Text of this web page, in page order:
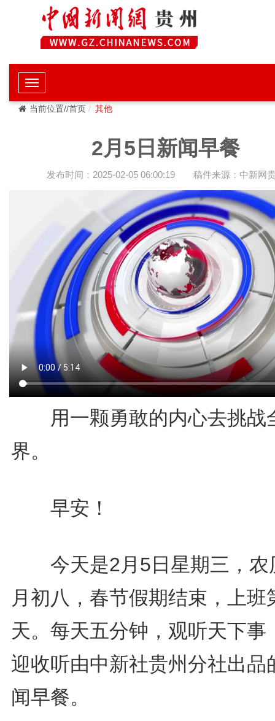
当前位置//首页 其他
2月5日新闻早餐
发布时间：2025-02-05 06:00:19 稿件来源：中新网
用一颗勇敢的内心去挑战
界。
早安！
今天是2月5日星期三，农
月初八，春节假期结束，上班
天。每天五分钟，观听天下事
迎收听由中新社贵州分社出品
闻早餐。